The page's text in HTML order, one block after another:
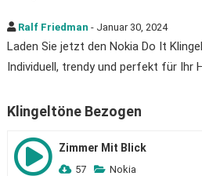
Ralf Friedman - Januar 30, 2024
Laden Sie jetzt den Nokia Do It
Individuell, trendy und perfekt für Ihr
Klingeltöne Bezogen
Zimmer Mit Blick
57 Nokia